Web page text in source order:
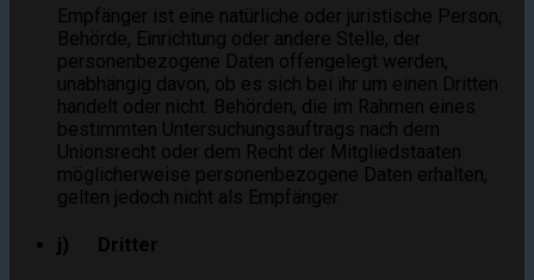
Empfänger ist eine natürliche oder juristische Person,
Behörde, Einrichtung oder andere Stelle, der
personenbezogene Daten offengelegt werden,
unabhängig davon, ob es sich bei ihr um einen Dritten
handelt oder nicht. Behörden, die im Rahmen eines
bestimmten Untersuchungsauftrags nach dem
Unionsrecht oder dem Recht der Mitgliedstaaten
möglicherweise personenbezogene Daten erhalten,
gelten jedoch nicht als Empfänger.
j) Dritter